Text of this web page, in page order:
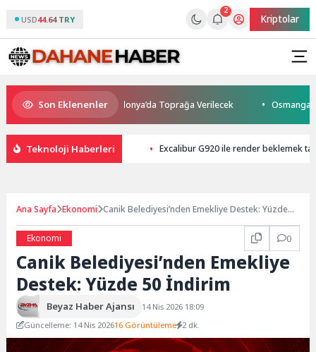
USD44.64 TRY
2
Kriptolar
Son Eklenenler
Kaybetti: Kuzey Makedonya’da Toprağa Verilecek
Teknoloji Haberleri Excalibur G920 ile render beklemek
Ana Sayfa Ekonomi Canik Belediyesi’nden Emekliye Destek: Yüzde
Ekonomi
0
Canik Belediyesi’nden Emekliye
Destek: Yüzde 50 İndirim
Beyaz Haber Ajansı
14 Nis 2026 18:09
Güncelleme: 14 Nis 202616 Görüntüleme 2 dk.